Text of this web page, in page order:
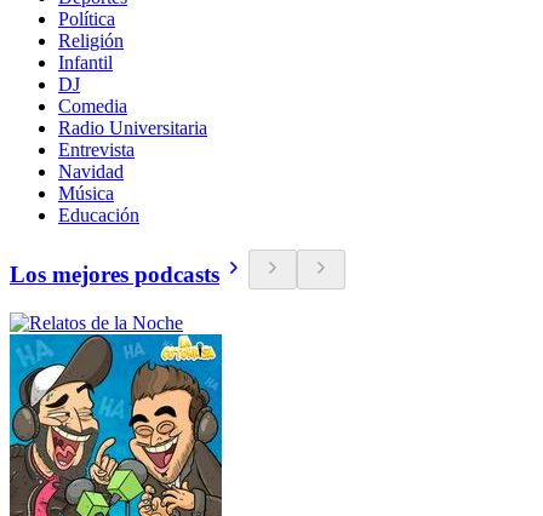
Política
Religión
Infantil
DJ
Comedia
Radio Universitaria
Entrevista
Navidad
Música
Educación
Los mejores podcasts